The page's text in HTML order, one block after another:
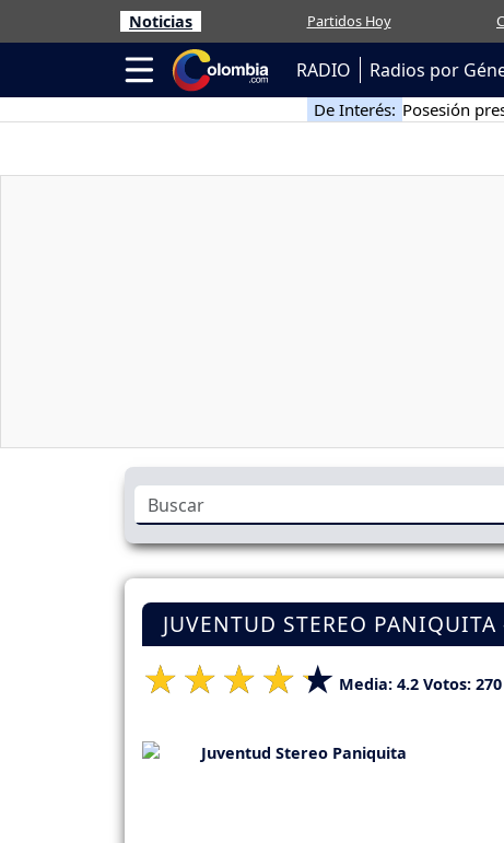
Noticias Partidos Hoy
RADIO Radios por
De Interés: Posesión
JUVENTUD STEREO
Media: 4.2 Votos: 270